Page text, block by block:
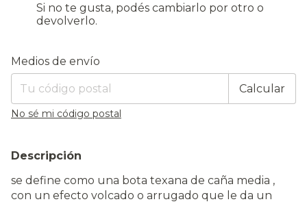
Si no te gusta, podés cambiarlo por otro o
devolverlo.
Entregas para el CP:
Medios de envío
Calcular
No sé mi código postal
Descripción
se define como una bota texana de caña media ,
con un efecto volcado o arrugado que le da un